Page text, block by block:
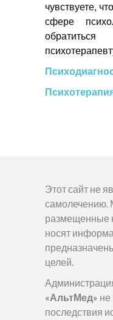
чувствуете,
сфере
Этот сайт не
самолечению.
размещенные
носят
целей.
«АльтМед» не
последствия